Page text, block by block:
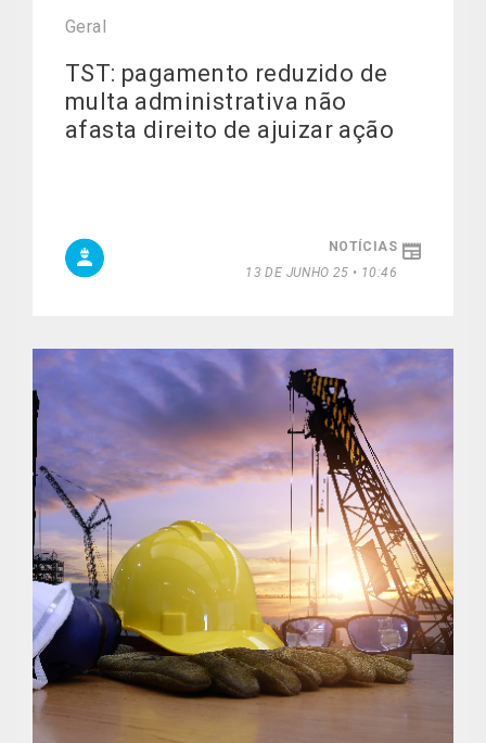
Geral
TST: pagamento reduzido de
multa administrativa não
afasta direito de ajuizar ação
NOTÍCIAS
13 DE JUNHO 25 • 10:46